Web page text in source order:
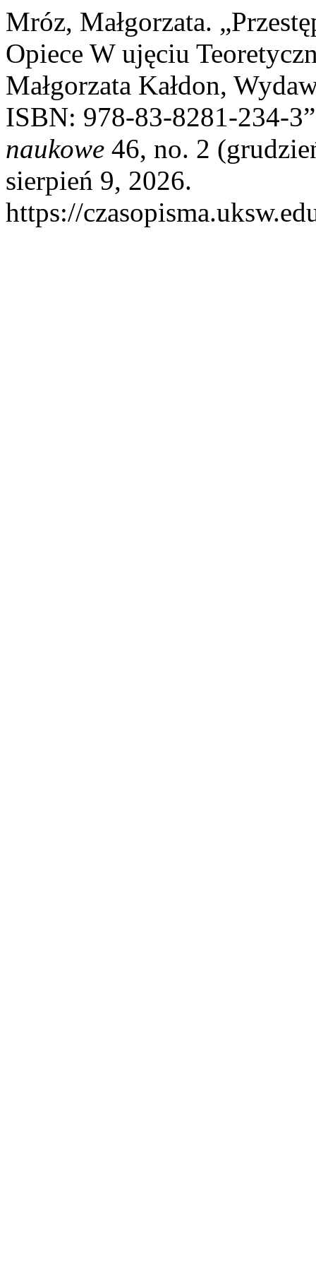
Mróz, Małgorzata.
Opiece W ujęciu
Małgorzata Kałdon,
ISBN: 978-83-8281-234-
naukowe 46, no. 2
sierpień 9, 2026.
https://